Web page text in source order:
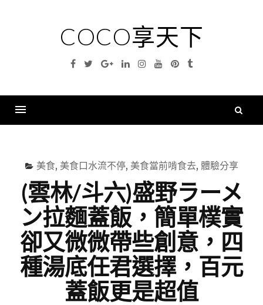
COCO享天下
Facebook
TwitterGoogleLinkedinInstagramYouTubePinterest
Tumblr
美食, 美食口水流不停, 美食當前啃食去, 體驗分享
(雲林/斗六)盛野ラーメ
ン拉麵蓋飯，簡單樸實
卻又微微帶些創意，四
種湯底任君選擇，百元
蓋飯更是超值